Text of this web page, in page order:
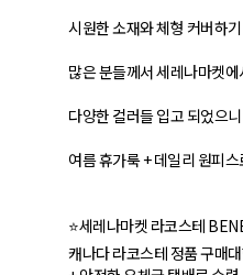
시원한 소재와 체형 커버하
많은 분들께서 세레나마켓
다양한 컬러들 입고 되었으
여름 휴가룩 + 데일리 원피
⭐세레나마켓 라코스테
캐나다 라코스테 정품 구매